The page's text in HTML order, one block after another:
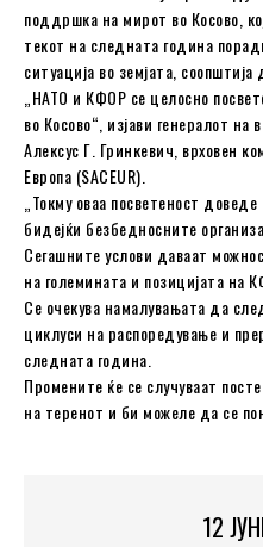
поддршка на мирот во Косово,
текот на следната година
ситуација во земјата,
„НАТО и КФОР се целосно
во Косово“, изјави генералот
Алексус Г. Гринкевич, врховен
Европа (SACEUR).
„Токму оваа посветеност
бидејќи безбедносните
Сегашните услови даваат
на големината и позицијата на
Се очекува намалувањата да
циклуси на распоредување и
следната година.
Промените ќе се случуваат
на теренот и би можеле да се
12